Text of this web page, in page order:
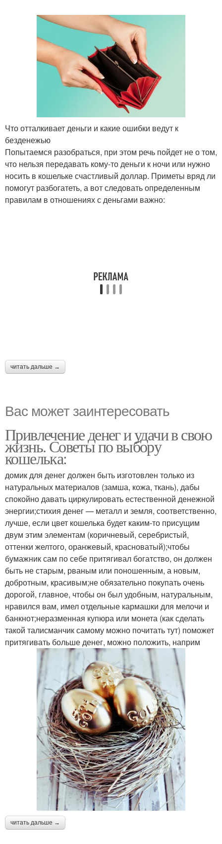
Что отталкивает деньги и какие ошибки ведут к
безденежью
Попытаемся разобраться, при этом речь пойдет не о том,
что нельзя передавать кому-то деньги к ночи или нужно
носить в кошельке счастливый доллар. Приметы вряд ли
помогут разбогатеть, а вот следовать определенным
правилам в отношениях с деньгами важно:
читать дальше →
Вас может заинтересовать
Привлечение денег и удачи в свою
жизнь. Советы по выбору
кошелька:
домик для денег должен быть изготовлен только из
натуральных материалов (замша, кожа, ткань), дабы
спокойно давать циркулировать естественной денежной
энергии;стихия денег — металл и земля, соответственно,
лучше, если цвет кошелька будет каким-то присущим
двум этим элементам (коричневый, серебристый,
оттенки желтого, оранжевый, красноватый);чтобы
бумажник сам по себе притягивал богатство, он должен
быть не старым, рваным или поношенным, а новым,
добротным, красивым;не обязательно покупать очень
дорогой, главное, чтобы он был удобным, натуральным,
нравился вам, имел отдельные кармашки для мелочи и
банкнот;неразменная купюра или монета (как сделать
такой талисманчик самому можно почитать тут) поможет
притягивать больше денег, можно положить, наприм
читать дальше →